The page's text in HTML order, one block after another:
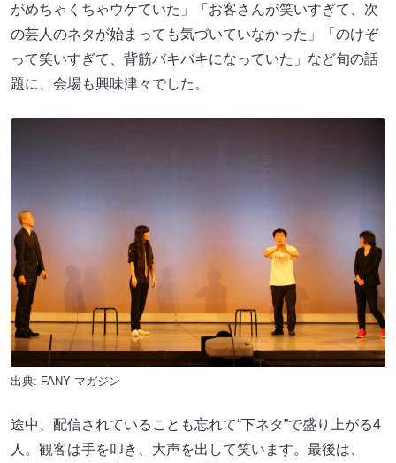
がめちゃくちゃウケていた」「お客さんが笑いすぎて、次
の芸人のネタが始まっても気づいていなかった」「のけぞ
って笑いすぎて、背筋バキバキになっていた」など旬の話
題に、会場も興味津々でした。
出典: FANY マガジン
途中、配信されていることも忘れて“下ネタ”で盛り上がる4
人。観客は手を叩き、大声を出して笑います。最後は、